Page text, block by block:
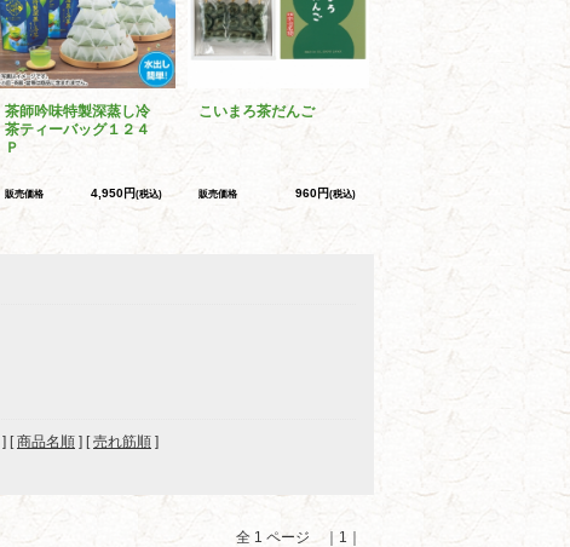
茶師吟味特製深蒸し冷
茶ティーバッグ１２４
Ｐ
販売価格 4,950円(税込)
こいまろ茶だんご
販売価格 960円(税込)
] [商品名順 ] [売れ筋順 ]
全 1 ページ ｜1｜